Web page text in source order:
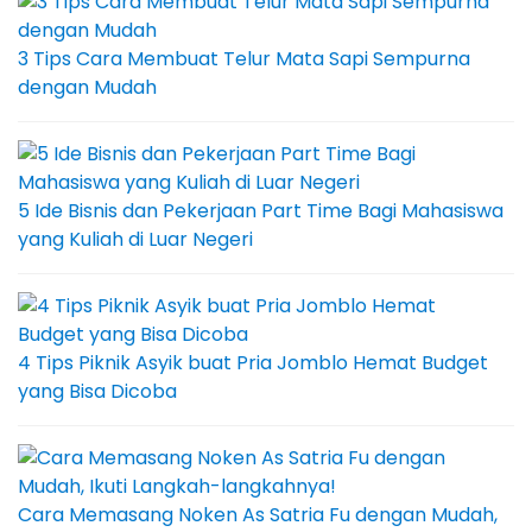
3 Tips Cara Membuat Telur Mata Sapi Sempurna
dengan Mudah
5 Ide Bisnis dan Pekerjaan Part Time Bagi Mahasiswa
yang Kuliah di Luar Negeri
4 Tips Piknik Asyik buat Pria Jomblo Hemat Budget
yang Bisa Dicoba
Cara Memasang Noken As Satria Fu dengan Mudah,